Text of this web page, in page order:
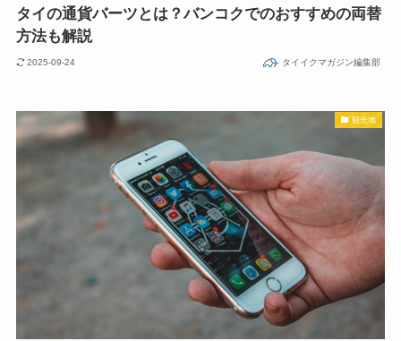
タイの通貨バーツとは？バンコクでのおすすめの両替
方法も解説
2025-09-24 タイイクマガジン編集部
観光地